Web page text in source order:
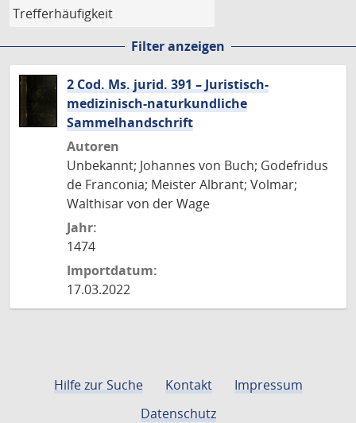
Filter anzeigen
2 Cod. Ms. jurid. 391 – Juristisch-
medizinisch-naturkundliche
Sammelhandschrift
Autoren
Unbekannt; Johannes von Buch; Godefridus
de Franconia; Meister Albrant; Volmar;
Walthisar von der Wage
Jahr:
1474
Importdatum:
17.03.2022
Hilfe zur Suche Kontakt
Impressum
Datenschutz